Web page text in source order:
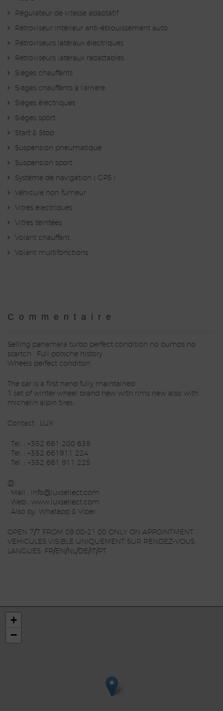
Régulateur de vitesse adaptatif
Rétroviseur intérieur anti-éblouissement auto.
Rétroviseurs latéraux électriques
Rétroviseurs latéraux rabattables
Sièges chauffants
Sièges chauffants à l'arrière
Sièges électriques
Sièges sport
Start & Stop
Suspension pneumatique
Suspension sport
Système de navigation ( GPS )
Véhicule non fumeur
Vitres électriques
Vitres teintées
Volant chauffant
Volant multifonctions
Commentaire
Selling panamera turbo perfect condition no bumps no
scartch . Full porsche history .
Wheels perfect conditon
The car is a first hand fully maintained .
1 set of winter wheel brand new with rims new also with
michelin alpin tires .
Contact : LUX:
• Tel. : +352 661 200 639
• Tel. : +352 661911 224
• Tel. : +352 661 911 225
@:
• Mail : info@luxsellect.com
• Web : www.luxsellect.com
• Also by: Whatapp & Viber
OPEN 7/7 FROM 09.00-21.00 ONLY ON APPOINTMENT
VEHICULES VISIBLE UNIQUEMENT SUR RENDEZ-VOUS
LANGUES: FR/EN/NL/DE/IT/PT
+
−